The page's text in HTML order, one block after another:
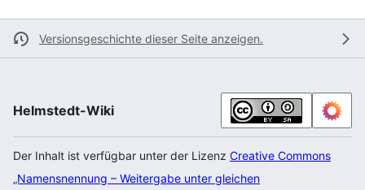
Versionsgeschichte dieser Seite anzeigen.
Helmstedt-Wiki
Der Inhalt ist verfügbar unter der Lizenz Creative Commons
„Namensnennung – Weitergabe unter gleichen